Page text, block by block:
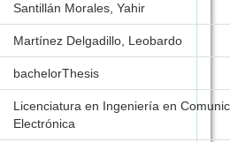
Santillán Morales, Yahir
Martínez Delgadillo, Leobardo
bachelorThesis
Licenciatura en Ingeniería en
Electrónica